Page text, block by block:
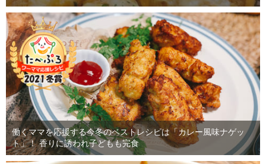
働くママを応援する今冬のベストレシピは「カレー風味ナゲッ
ト」！ 香りに誘われ子どもも完食